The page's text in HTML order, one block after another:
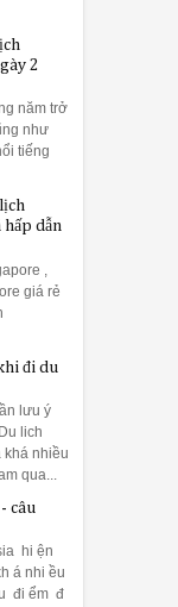
2
năm trở
như
tiếng
dẫn
,
giá rẻ
đi du
lưu ý
lich
khá nhiều
qua...
câu
hi ện
á nhi ều
đi ểm đ